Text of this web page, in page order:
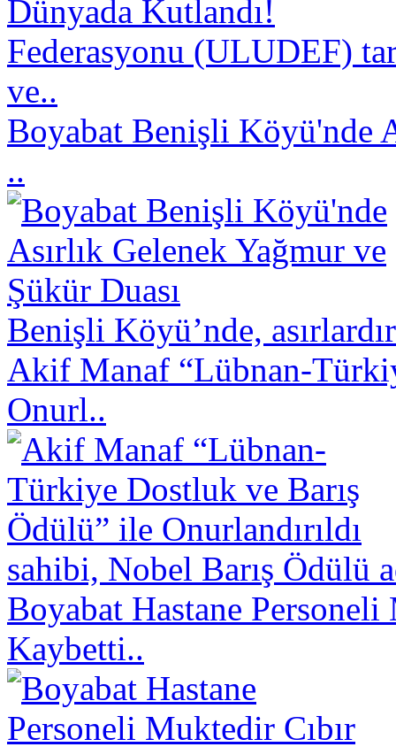
Federasyonu (ULUDEF)
ve..
Boyabat Benişli Köyü'nde
..
Benişli Köyü’nde,
Akif Manaf “Lübnan-
Onurl..
sahibi, Nobel Barış Ödülü
Boyabat Hastane Personeli
Kaybetti..